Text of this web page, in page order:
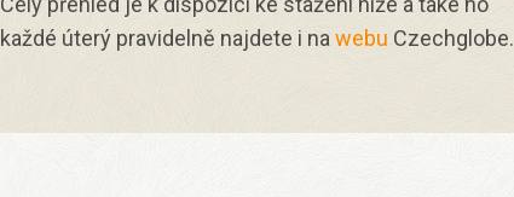
každé úterý pravidelně najdete i na webu Czechglobe.